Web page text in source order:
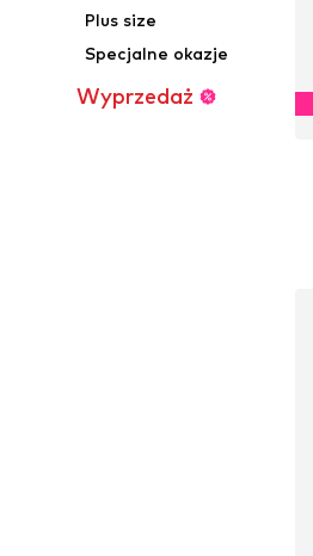
Plus size
Specjalne okazje
Wyprzedaż